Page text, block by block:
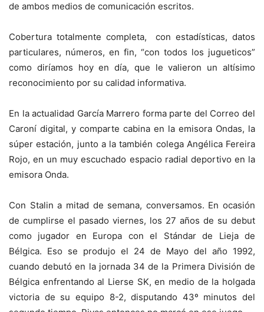
de ambos medios de comunicación escritos.
Cobertura totalmente completa, con estadísticas, datos
particulares, números, en fin, “con todos los jugueticos”
como diríamos hoy en día, que le valieron un altísimo
reconocimiento por su calidad informativa.
En la actualidad García Marrero forma parte del Correo del
Caroní digital, y comparte cabina en la emisora Ondas, la
súper estación, junto a la también colega Angélica Fereira
Rojo, en un muy escuchado espacio radial deportivo en la
emisora Onda.
Con Stalin a mitad de semana, conversamos. En ocasión
de cumplirse el pasado viernes, los 27 años de su debut
como jugador en Europa con el Stándar de Lieja de
Bélgica. Eso se produjo el 24 de Mayo del año 1992,
cuando debutó en la jornada 34 de la Primera División de
Bélgica enfrentando al Lierse SK, en medio de la holgada
victoria de su equipo 8-2, disputando 43º minutos del